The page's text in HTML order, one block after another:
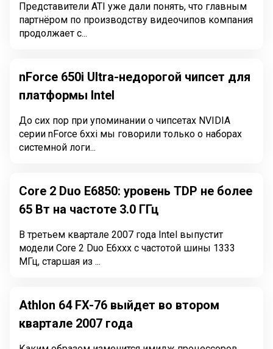
Представители ATI уже дали понять, что главным
партнёром по производству видеочипов компания
продолжает с...
nForce 650i Ultra-недорогой чипсет для
платформы Intel
До сих пор при упоминании о чипсетах NVIDIA
серии nForce 6xxi мы говорили только о наборах
системной логи...
Core 2 Duo E6850: уровень TDP не более
65 Вт на частоте 3.0 ГГц
В третьем квартале 2007 года Intel выпустит
модели Core 2 Duo E6xxx с частотой шины 1333
МГц, старшая из ...
Athlon 64 FX-76 выйдет во втором
квартале 2007 года